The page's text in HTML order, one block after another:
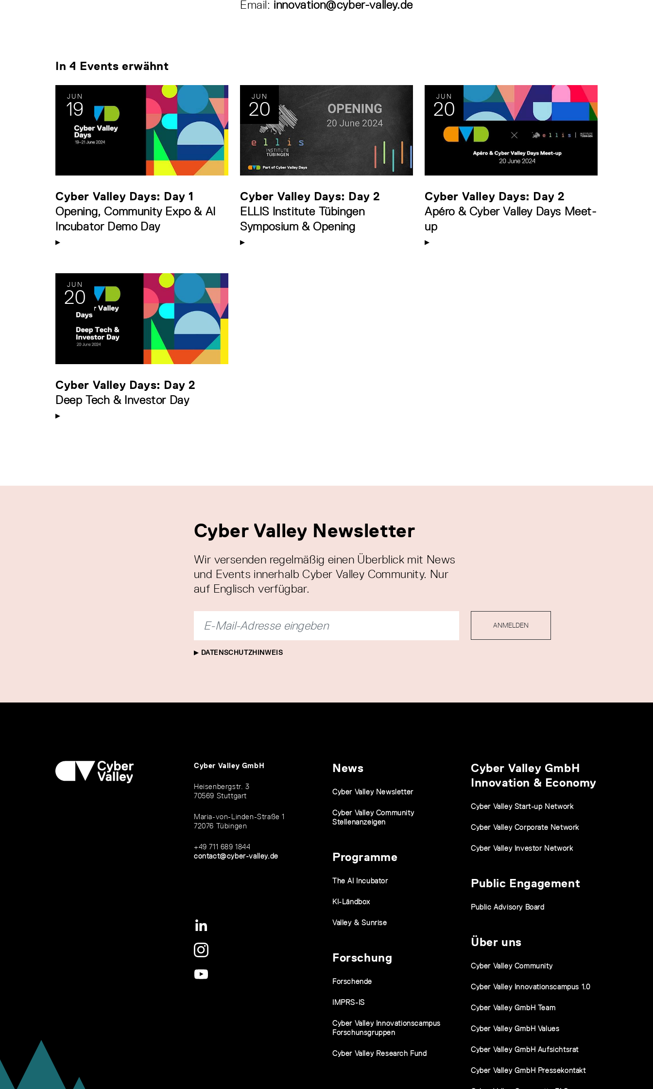
Email: innovation@cyber-valley.de
In 4 Events erwähnt
JUN
19
Cyber Valley Days: Day 1
Opening, Community Expo & AI
Incubator Demo Day
JUN
20
Cyber Valley Days: Day 2
ELLIS Institute Tübingen
Symposium & Opening
JUN
20
Cyber Valley Days: Day 2
Apéro & Cyber Valley Days Meet-
up
JUN
20
Cyber Valley Days: Day 2
Deep Tech & Investor Day
Cyber Valley Newsletter
Wir versenden regelmäßig einen Überblick mit News
und Events innerhalb Cyber Valley Community. Nur
auf Englisch verfügbar.
DATENSCHUTZHINWEIS
ANMELDEN
Cyber Valley GmbH
Heisenbergstr. 3
70569 Stuttgart
Maria-von-Linden-Straße 1
72076 Tübingen
+49 711 689 1844
contact@cyber-valley.de
News
Cyber Valley Newsletter
Cyber Valley Community
Stellenanzeigen
Programme
The AI Incubator
KI-Ländbox
Valley & Sunrise
Forschung
Forschende
IMPRS-IS
Cyber Valley Innovationscampus
Forschunsgruppen
Cyber Valley Research Fund
Cyber Valley GmbH
Innovation & Economy
Cyber Valley Start-up Network
Cyber Valley Corporate Network
Cyber Valley Investor Network
Public Engagement
Public Advisory Board
Über uns
Cyber Valley Community
Cyber Valley Innovationscampus 1.0
Cyber Valley GmbH Team
Cyber Valley GmbH Values
Cyber Valley GmbH Aufsichtsrat
Cyber Valley GmbH Pressekontakt